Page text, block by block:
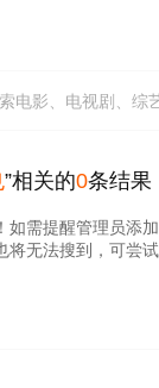
”相关的0条结果
如需提醒管理员添
无法搜到，可尝试